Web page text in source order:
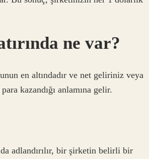
ne var?
en altındadır ve net geliriniz veya
kazandığı anlamına gelir.
adlandırılır, bir şirketin belirli bir